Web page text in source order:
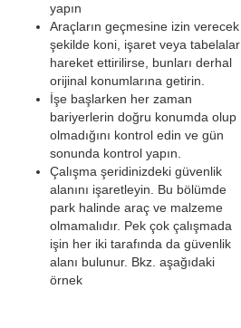
yapın
Araçların geçmesine izin verecek
şekilde koni, işaret veya tabelalar
hareket ettirilirse, bunları derhal
orijinal konumlarına getirin.
İşe başlarken her zaman
bariyerlerin doğru konumda olup
olmadığını kontrol edin ve gün
sonunda kontrol yapın.
Çalışma şeridinizdeki güvenlik
alanını işaretleyin. Bu bölümde
park halinde araç ve malzeme
olmamalıdır. Pek çok çalışmada
işin her iki tarafında da güvenlik
alanı bulunur. Bkz. aşağıdaki
örnek